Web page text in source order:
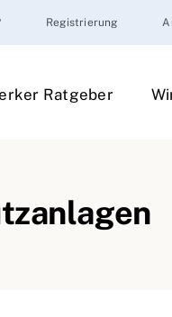
Registrierung
Ratgeber